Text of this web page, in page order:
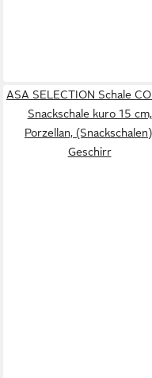
ASA SELECTION Schale
Snackschale kuro 15 cm,
Porzellan,
Geschirr